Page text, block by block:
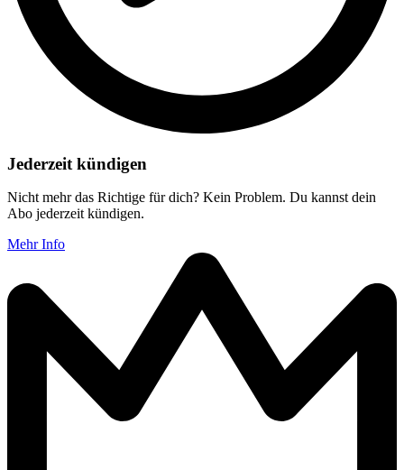
Jederzeit kündigen
Nicht mehr das Richtige für dich? Kein Problem. Du kannst dein
Abo jederzeit kündigen.
Mehr Info